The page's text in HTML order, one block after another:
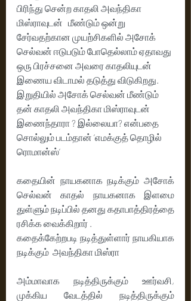
பிரிந்து சென்ற காதலி அவந்திகா
மிஸ்ராவுடன்   மீண்டும் ஒன்று
சேர்வதற்கான முயற்சிகளில் அசோக்
செல்வன் ஈடுபடும் போதெல்லாம் ஏதாவது
ஒரு பிரச்சனை அவரை காதலியுடன்
இணைய விடாமல் தடுத்து விடுகிறது.
இறுதியில் அசோக் செல்வன் மீண்டும்
தன் காதலி அவந்திகா மிஸ்ராவுடன்
இணைந்தாரா ? இல்லையா? என்பதை
சொல்லும் படம்தான் ‘எமக்குத் தொழில்
ரொமான்ஸ்’
கதையின் நாயகனாக நடிக்கும் அசோக்
செல்வன் காதல் நாயகனாக இளமை
துள்ளும் நடிப்பில் தனது கதாபாத்திரத்தை
ரசிக்க வைக்கிறார் .
கதைக்கேற்றபடி நடித்துள்ளார் நாயகியாக
நடிக்கும்  அவந்திகா மிஸ்ரா
அம்மாவாக நடித்திருக்கும் ஊர்வசி,
முக்கிய வேடத்தில் நடித்திருக்கும்